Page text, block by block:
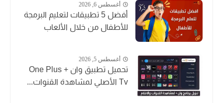
أغسطس 6, 2026
أفضل 5 تطبيقات لتعليم البرمجة
للأطفال من خلال الألعاب
أغسطس 5, 2026
تحميل تطبيق وان + One Plus
Tv الأصلي لمشاهدة القنوات...